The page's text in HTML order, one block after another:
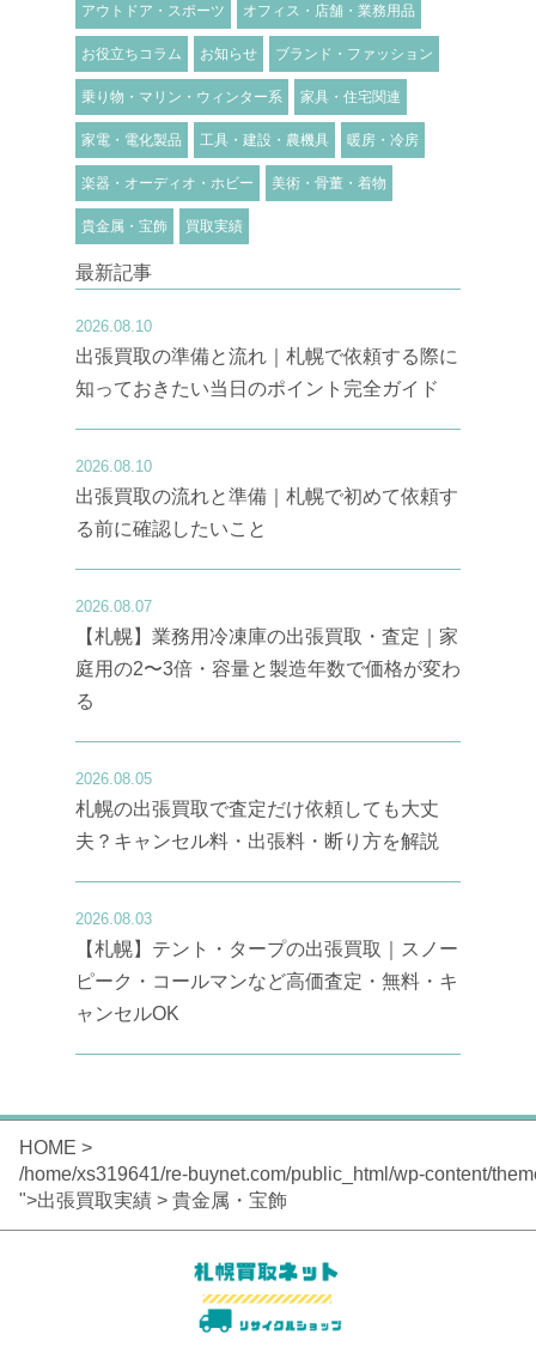
アウトドア・スポーツ オフィス・店舗・業務用品
お役立ちコラム お知らせ ブランド・ファッション
乗り物・マリン・ウィンター系 家具・住宅関連
家電・電化製品 工具・建設・農機具 暖房・冷房
楽器・オーディオ・ホビー 美術・骨董・着物
貴金属・宝飾 買取実績
最新記事
2026.08.10
出張買取の準備と流れ｜札幌で依頼する際に
知っておきたい当日のポイント完全ガイド
2026.08.10
出張買取の流れと準備｜札幌で初めて依頼す
る前に確認したいこと
2026.08.07
【札幌】業務用冷凍庫の出張買取・査定｜家
庭用の2〜3倍・容量と製造年数で価格が変わ
る
2026.08.05
札幌の出張買取で査定だけ依頼しても大丈
夫？キャンセル料・出張料・断り方を解説
2026.08.03
【札幌】テント・タープの出張買取｜スノー
ピーク・コールマンなど高価査定・無料・キ
ャンセルOK
HOME >
/home/xs319641/re-buynet.com/public_html/wp-content/
">出張買取実績 > 貴金属・宝飾